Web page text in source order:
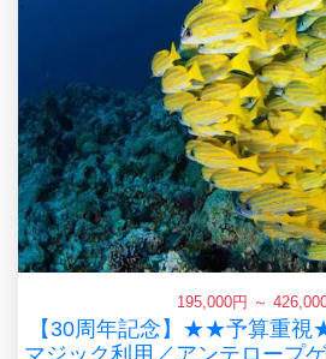
195,000円 ～
【30周年記念】★★予算重
マジック利用／アンテロープ